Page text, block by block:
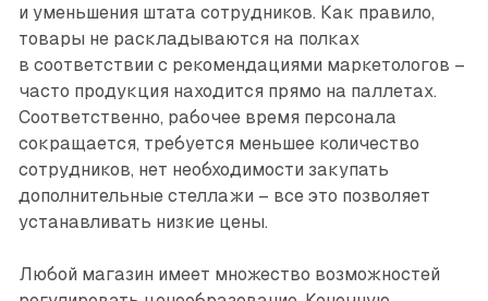
и уменьшения штата сотрудников. Как правило,
товары не раскладываются на полках
в соответствии с рекомендациями маркетологов –
часто продукция находится прямо на паллетах.
Соответственно, рабочее время персонала
сокращается, требуется меньшее количество
сотрудников, нет необходимости закупать
дополнительные стеллажи – все это позволяет
устанавливать низкие цены.
Любой магазин имеет множество возможностей